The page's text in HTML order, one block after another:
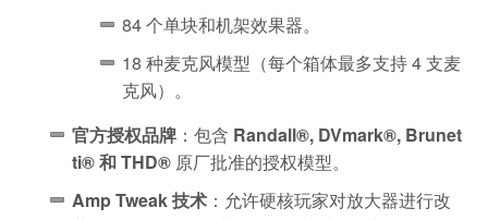
84 个单块和机架效果器。
18 种麦克风模型（每个箱体最多支持 4 支麦
克风）。
官方授权品牌 ：包含 Randall®, DVmark®, Brunet
ti® 和 THD® 原厂批准的授权模型。
Amp Tweak 技术 ：允许硬核玩家对放大器进行改